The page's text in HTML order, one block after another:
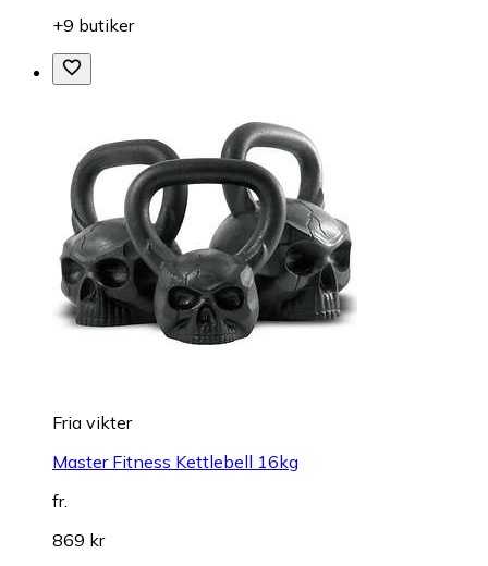
+9 butiker
Fria vikter
Master Fitness Kettlebell 16kg
fr.
869 kr